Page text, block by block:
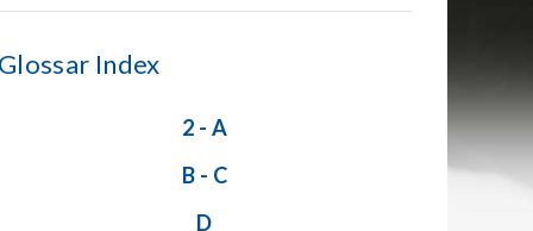
Index
2 - A
B - C
D